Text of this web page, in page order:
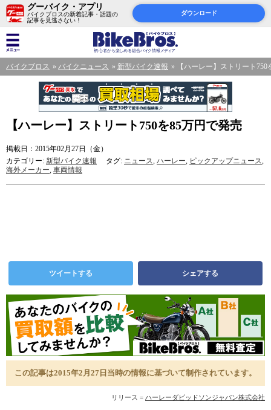
グーバイク・アプリ
バイクブロスの新着記事・話題の
記事を見逃さない！
ダウンロード
バイクブロス バイクニュース 新型バイク速報 【ハーレー】ストリート
【ハーレー】ストリート750を85万円で発売
掲載日：2015年02月27日（金）
カテゴリー: 新型バイク速報 タグ: ニュース, ハーレー, ピックアップニュース,
海外メーカー, 車両情報
ツイートする シェアする
この記事は2015年2月27日当時の情報に基づいて制作されています。
リリース = ハーレーダビッドソンジャパン株式会社